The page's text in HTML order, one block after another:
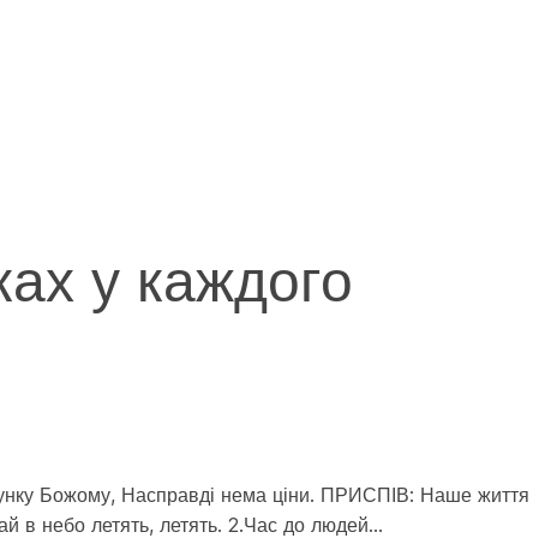
у каждого
Божому, Насправді нема ціни. ПРИСПІВ: Наше життя
в небо летять, летять. 2.Час до людей…